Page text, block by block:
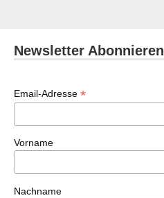
Newsletter Abonnieren
Email-Adresse *
Vorname
Nachname